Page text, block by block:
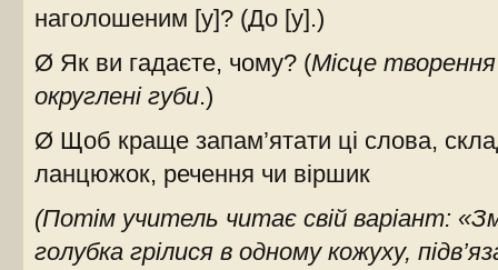
наголошеним [у]? (До [у].)
Ø Як ви гадаєте, чому? (Місце
округлені губи.)
Ø Щоб краще запам’ятати ці слова,
ланцюжок, речення чи віршик
(Потім учитель читає свій варіант:
голубка грілися в одному кожуху,